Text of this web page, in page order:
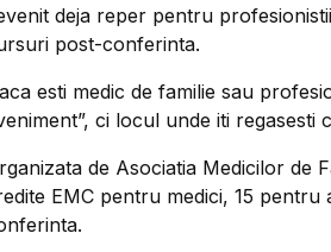
deja reper pentru
post-conferinta.
esti medic de familie sau
ci locul unde iti regasesti
de Asociatia Medicilor de
EMC pentru medici, 15